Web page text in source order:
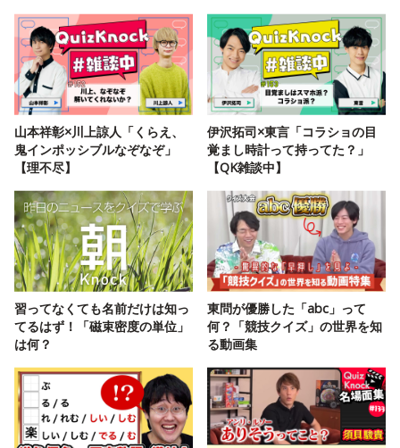
山本祥彰×川上諒人「くらえ、
鬼インポッシブルなぞなぞ」
【理不尽】
伊沢拓司×東言「コラショの目
覚まし時計って持ってた？」
【QK雑談中】
習ってなくても名前だけは知っ
てるはず！「磁束密度の単位」
は何？
東問が優勝した「abc」って
何？「競技クイズ」の世界を知
る動画集